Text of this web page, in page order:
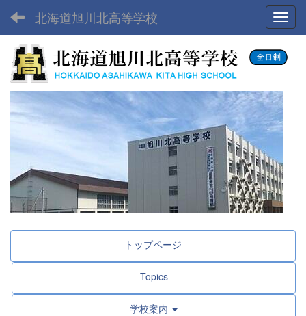
北海道旭川北高等学校
トップページ
Topics
学校案内